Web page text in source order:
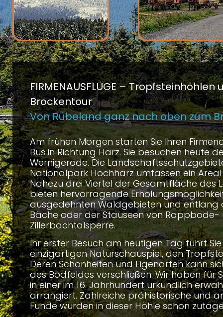
FIRMENAUSFLÜGE –Tropfsteinhöhlen
Brockentour
Von Rübeland ganz nach oben zum
Am frühen Morgen starten Sie Ihren
Bus in Richtung Harz. Sie besuchen heute
Wernigerode. Die
Nationalpark Hochharz umfassen ein Areal
Nahezu drei Viertel der Gesamtfläche des
bieten hervorragende
ausgedehnten Waldgebieten und entlang
Bäche oder der Stauseen von Rappbode-
Zillerbachtalsperre.
Ihr erster Besuch am heutigen Tag führt
einzigartigen Naturschauspiel, den
Deren Schönheiten und Eigenarten kann
des Bodfeldes verschließen. Wir haben für
in einer im 16. Jahrhundert urkundlich
arrangiert. Zahlreiche prähistorische und
Funde wurden in dieser Höhle schon